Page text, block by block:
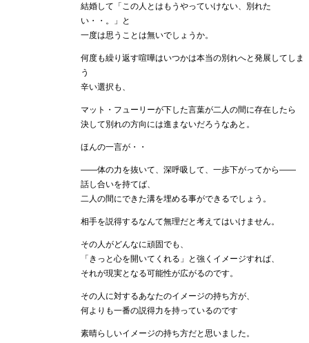
結婚して「この人とはもうやっていけない、別れた
い・・。」と
一度は思うことは無いでしょうか。
何度も繰り返す喧嘩はいつかは本当の別れへと発展してしま
う
辛い選択も、
マット・フューリーが下した言葉が二人の間に存在したら
決して別れの方向には進まないだろうなあと。
ほんの一言が・・
――体の力を抜いて、深呼吸して、一歩下がってから――
話し合いを持てば、
二人の間にできた溝を埋める事ができるでしょう。
相手を説得するなんて無理だと考えてはいけません。
その人がどんなに頑固でも、
「きっと心を開いてくれる」と強くイメージすれば、
それが現実となる可能性が広がるのです。
その人に対するあなたのイメージの持ち方が、
何よりも一番の説得力を持っているのです
素晴らしいイメージの持ち方だと思いました。